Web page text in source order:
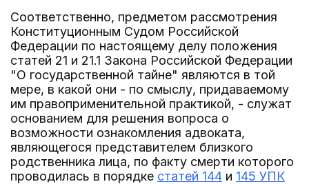
Соответственно, предметом рассмотрения
Конституционным Судом Российской
Федерации по настоящему делу положения
статей 21 и 21.1 Закона Российской Федерации
"О государственной тайне" являются в той
мере, в какой они - по смыслу, придаваемому
им правоприменительной практикой, - служат
основанием для решения вопроса о
возможности ознакомления адвоката,
являющегося представителем близкого
родственника лица, по факту смерти которого
проводилась в порядке статей 144 и 145 УПК